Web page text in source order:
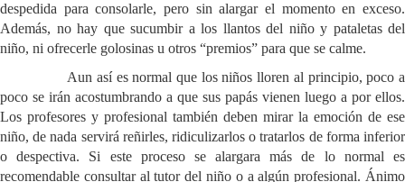
despedida para consolarle, pero sin alargar el momento en exceso.
Además, no hay que sucumbir a los llantos del niño y pataletas del
niño, ni ofrecerle golosinas u otros “premios” para que se calme.
Aun así es normal que los niños lloren al principio, poco a
poco se irán acostumbrando a que sus papás vienen luego a por ellos.
Los profesores y profesional también deben mirar la emoción de ese
niño, de nada servirá reñirles, ridiculizarlos o tratarlos de forma inferior
o despectiva. Si este proceso se alargara más de lo normal es
recomendable consultar al tutor del niño o a algún profesional. Ánimo